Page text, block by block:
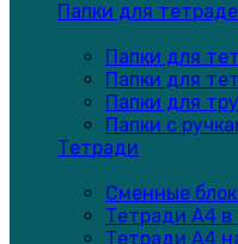
Папки для
Папки для
Папки для
Папки для
Папки с
Тетради
Сменные
Тетради А4 в
Тетради А4